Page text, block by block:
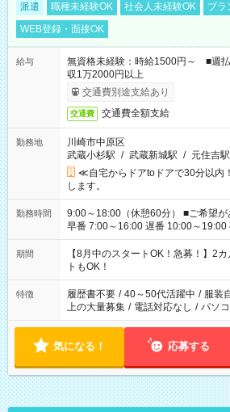
派遣 職種未経験OK 社会人未経験OK
ブラ
WEB登録・面接OK
給与
無資格未経験：時給1500円～ ■週
収1万2000円以上
交通費別途支給あり
交通費 交通費全額支給
勤務地
川崎市中原区
武蔵小杉駅 / 武蔵新城駅 / 元住吉駅
≪自宅からドアtoドアで30分以内
します。
勤務時間
9:00～18:00（休憩60分） ■ご希望があれば下記シフトもOK！
早番 7:00～16:00 遅番 10:00～19:00 夜
と休みを合わせたい」 「余裕を持っ
「できれば残業はしたくない」 な
ね。 ※Wワーク希望の方へ 今ご覧のお仕事で希望する勤務時間
と、もう1つのお仕事の勤務時間。
合は応募できません。
期間
【8月中のスタートOK！急募！】2
トもOK！
特徴 履歴書不要 / 40～50代活躍中 / 服装
上の大量募集 / 電話対応なし / パソ
気になる！ 応募する